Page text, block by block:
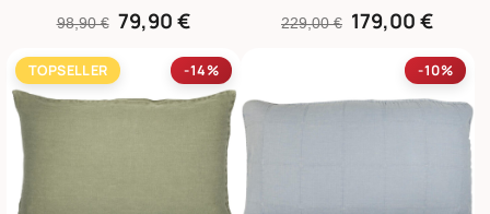
98,90 € 79,90 € 229,00 € 179,00 €
TOPSELLER -14% -10%